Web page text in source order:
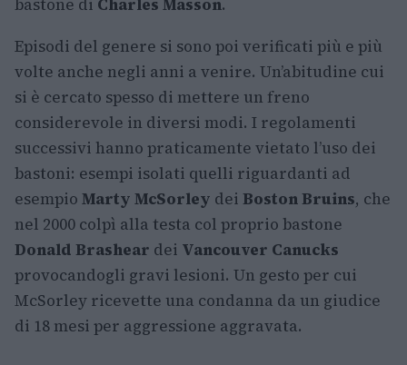
bastone di Charles Masson.
Episodi del genere si sono poi verificati più e più
volte anche negli anni a venire. Un’abitudine cui
si è cercato spesso di mettere un freno
considerevole in diversi modi. I regolamenti
successivi hanno praticamente vietato l’uso dei
bastoni: esempi isolati quelli riguardanti ad
esempio Marty McSorley dei Boston Bruins, che
nel 2000 colpì alla testa col proprio bastone
Donald Brashear dei Vancouver Canucks
provocandogli gravi lesioni. Un gesto per cui
McSorley ricevette una condanna da un giudice
di 18 mesi per aggressione aggravata.